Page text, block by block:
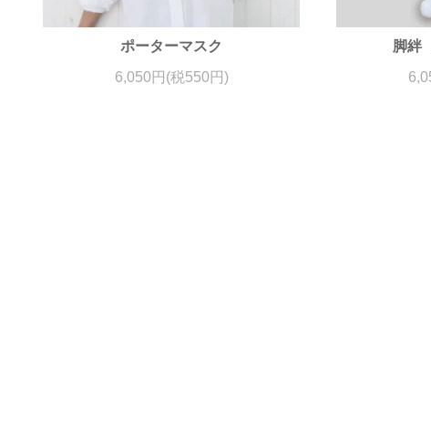
ポーターマスク
6,050円(税550円)
脚絆